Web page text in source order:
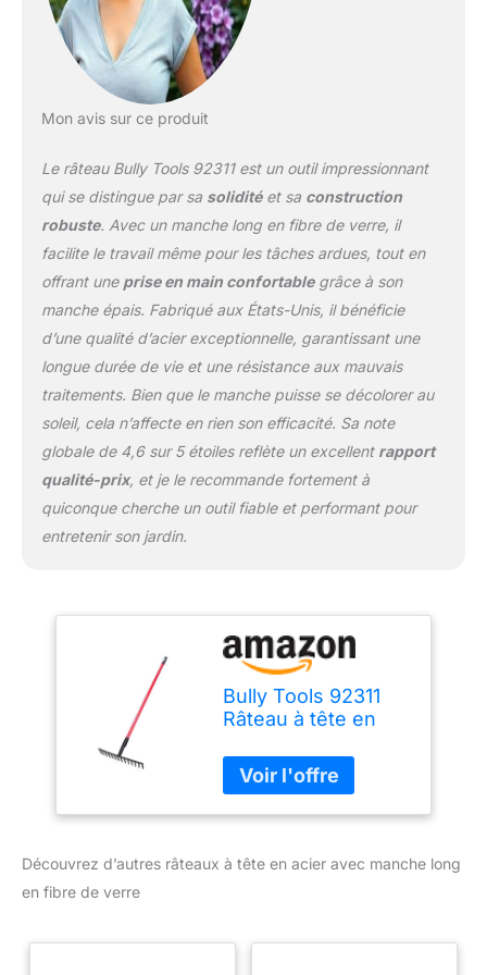
Mon avis sur ce produit
Le râteau Bully Tools 92311 est un outil impressionnant
qui se distingue par sa soliditéet sa construction
robuste. Avec un manche long en fibre de verre, il
facilite le travail même pour les tâches ardues, tout en
offrant une prise en main confortablegrâce à son
manche épais. Fabriqué aux États-Unis, il bénéficie
d’une qualité d’acier exceptionnelle, garantissant une
longue durée de vie et une résistance aux mauvais
traitements. Bien que le manche puisse se décolorer au
soleil, cela n’affecte en rien son efficacité. Sa note
globale de 4,6 sur 5 étoiles reflète un excellent rapport
qualité-prix, et je le recommande fortement à
quiconque cherche un outil fiable et performant pour
entretenir son jardin.
Bully Tools 92311
Râteau à tête en
avec manche long
en fibre de verre
Découvrez d’autres râteaux à tête en acier avec manche long
en fibre de verre